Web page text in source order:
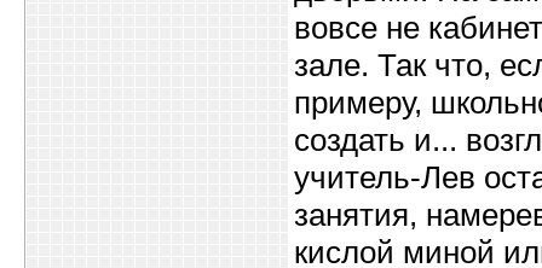
вовсе не
зале. Так что,
примеру,
создать и...
учитель-Лев
занятия,
кислой миной